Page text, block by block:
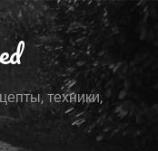
техники,